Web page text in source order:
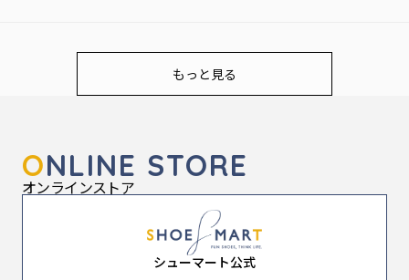
もっと見る
ONLINE STORE
オンラインストア
シューマート公式